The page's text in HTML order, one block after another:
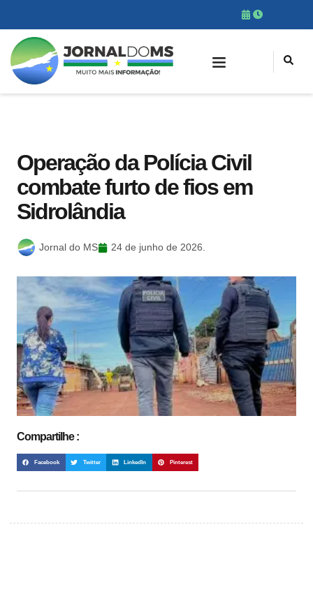
Operação da Polícia Civil
combate furto de fios em
Sidrolândia
Jornal do MS 24 de junho de 2026.
Compartilhe :
Facebook Twitter LinkedIn Pinterest